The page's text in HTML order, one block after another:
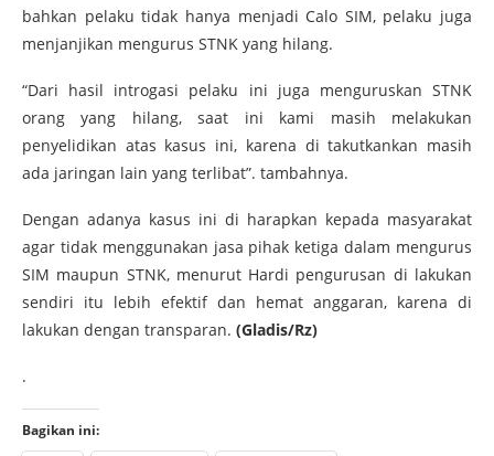
bahkan pelaku tidak hanya menjadi Calo SIM, pelaku juga
menjanjikan mengurus STNK yang hilang.
“Dari hasil introgasi pelaku ini juga menguruskan STNK
orang yang hilang, saat ini kami masih melakukan
penyelidikan atas kasus ini, karena di takutkankan masih
ada jaringan lain yang terlibat”. tambahnya.
Dengan adanya kasus ini di harapkan kepada masyarakat
agar tidak menggunakan jasa pihak ketiga dalam mengurus
SIM maupun STNK, menurut Hardi pengurusan di lakukan
sendiri itu lebih efektif dan hemat anggaran, karena di
lakukan dengan transparan. (Gladis/Rz)
.
Bagikan ini: